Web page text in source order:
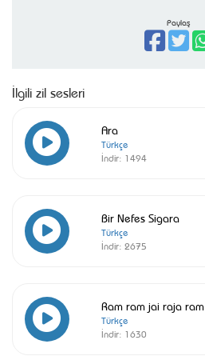
Paylaş
İlgili zil sesleri
Ara
Türkçe
İndir: 1494
Bir Nefes Sigara
Türkçe
İndir: 2675
Ram ram jai raja ram
Türkçe
İndir: 1630